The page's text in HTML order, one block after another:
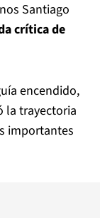
Santiago
crítica de
encendido,
la trayectoria
importantes